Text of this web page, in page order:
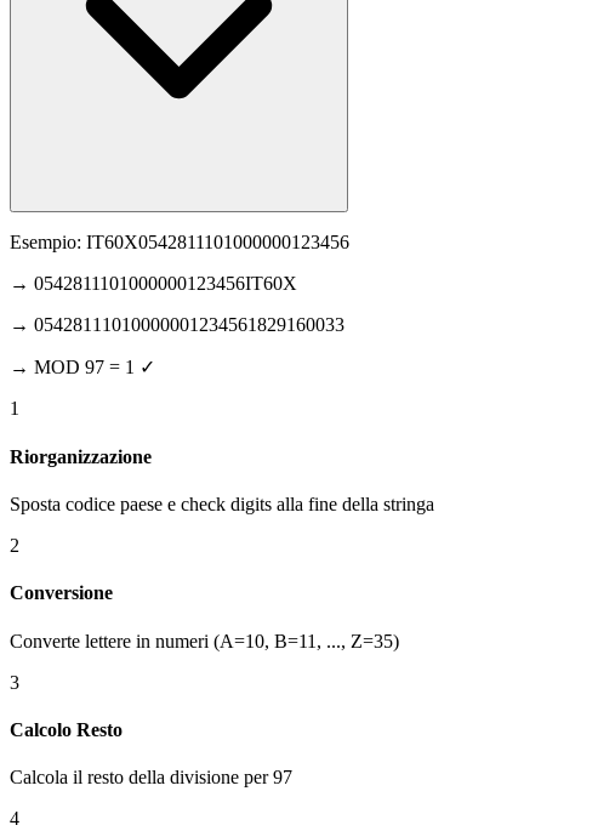
Esempio: IT60X0542811101000000123456
→ 0542811101000000123456IT60X
→ 05428111010000001234561829160033
→ MOD 97 = 1 ✓
1
Riorganizzazione
Sposta codice paese e check digits alla fine della stringa
2
Conversione
Converte lettere in numeri (A=10, B=11, ..., Z=35)
3
Calcolo Resto
Calcola il resto della divisione per 97
4